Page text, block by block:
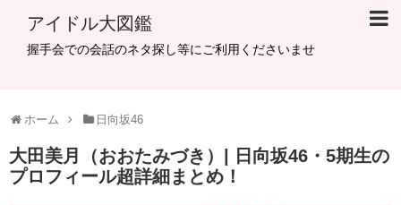
アイドル大図鑑
握手会での会話のネタ探し等にご利用くださいませ
ホーム 日向坂46
大田美月（おおたみづき）| 日向坂46・5期生の
プロフィール超詳細まとめ！